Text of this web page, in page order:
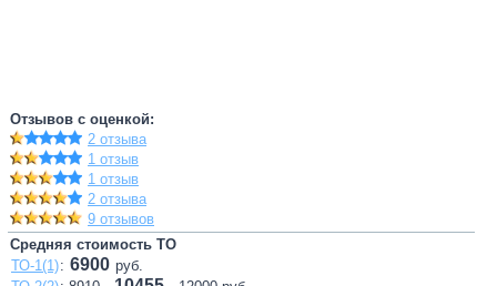
Отзывов с оценкой:
2 отзыва
1 отзыв
1 отзыв
2 отзыва
9 отзывов
Средняя стоимость ТО
ТО-1(1): 6900 руб.